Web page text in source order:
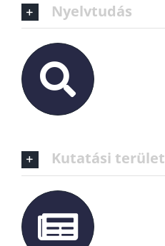
Nyelvtudás
Kutatási terület